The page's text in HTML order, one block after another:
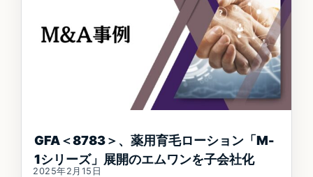
GFA＜8783＞、薬用育毛ローション「M-
1シリーズ」展開のエムワンを子会社化
2025年2月15日